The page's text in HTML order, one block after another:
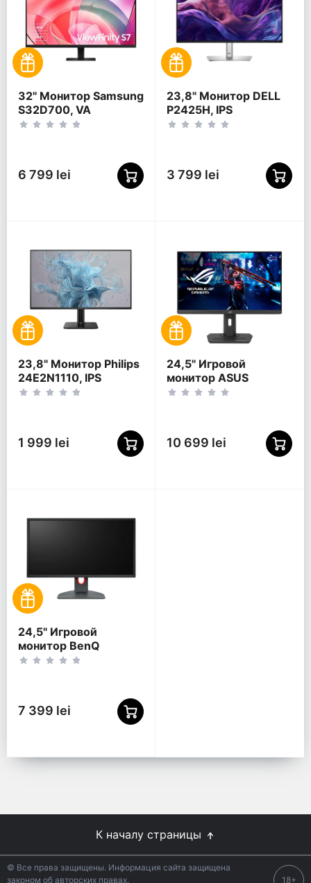
32" Монитор Samsung
S32D700, VA
3840x2160 4K UHD,
6 799 lei
23,8" Монитор DELL
P2425H, IPS
1920x1080 FHD,
3 799 lei
23,8" Монитор Philips
24E2N1110, IPS
1920x1080 FHD,
1 999 lei
24,5" Игровой
монитор ASUS
XG259QNS, IPS
10 699 lei
24,5" Игровой
монитор BenQ
XL2540K, TN
7 399 lei
К началу страницы
© Все права защищены. Информация сайта защищена
законом об авторских правах.
18+